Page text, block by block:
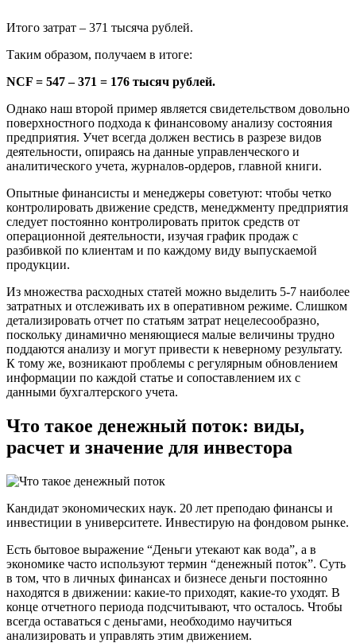
Итого затрат – 371 тысяча рублей.
Таким образом, получаем в итоге:
NCF = 547 – 371 = 176 тысяч рублей.
Однако наш второй пример является свидетельством довольно
поверхностного подхода к финансовому анализу состояния
предприятия. Учет всегда должен вестись в разрезе видов
деятельности, опираясь на данные управленческого и
аналитического учета, журналов-ордеров, главной книги.
Опытные финансисты и менеджеры советуют: чтобы четко
контролировать движение средств, менеджменту предприятия
следует постоянно контролировать приток средств от
операционной деятельности, изучая график продаж с
разбивкой по клиентам и по каждому виду выпускаемой
продукции.
Из множества расходных статей можно выделить 5-7 наиболее
затратных и отслеживать их в оперативном режиме. Слишком
детализировать отчет по статьям затрат нецелесообразно,
поскольку динамично меняющиеся малые величины трудно
поддаются анализу и могут привести к неверному результату.
К тому же, возникают проблемы с регулярным обновлением
информации по каждой статье и сопоставлением их с
данными бухгалтерского учета.
Что такое денежный поток: виды,
расчет и значение для инвестора
Кандидат экономических наук. 20 лет преподаю финансы и
инвестиции в университете. Инвестирую на фондовом рынке.
Есть бытовое выражение “Деньги утекают как вода”, а в
экономике часто используют термин “денежный поток”. Суть
в том, что в личных финансах и бизнесе деньги постоянно
находятся в движении: какие-то приходят, какие-то уходят. В
конце отчетного периода подсчитывают, что осталось. Чтобы
всегда оставаться с деньгами, необходимо научиться
анализировать и управлять этим движением.